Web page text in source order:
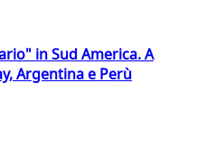
in Sud America. A
Argentina e Perù